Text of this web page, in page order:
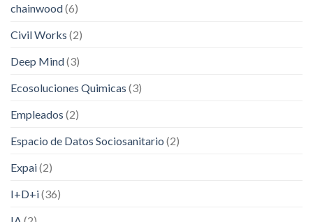
chainwood(6)
Civil Works (2)
Deep Mind(3)
Ecosoluciones Quimicas (3)
Empleados (2)
Espacio de Datos Sociosanitario (2)
Expai(2)
I+D+i(36)